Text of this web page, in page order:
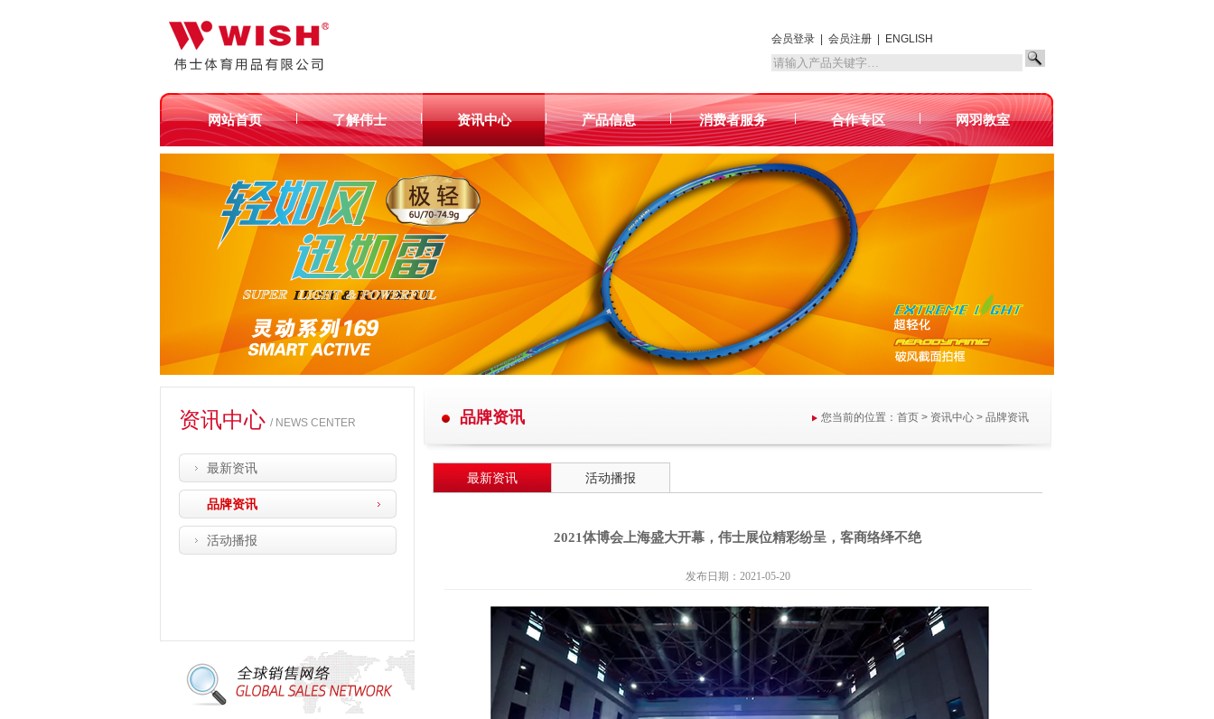
会员登录 会员注册 ENGLISH
网站首页 | 了解伟士 | 资讯中心 | 产品信息 | 消费者服务 | 合作专区 | 网羽教室
资讯中心 / NEWS CENTER
最新资讯
品牌资讯
活动播报
您当前的位置： 首页 > 资讯中心 > 品牌资讯
品牌资讯
最新资讯 活动播报
2021体博会上海盛大开幕，伟士展位精彩纷呈，客商络绎不绝
发布日期：2021-05-20